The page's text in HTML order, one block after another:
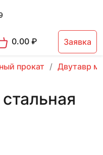
0.00₽ Заявка
прокат Двутавр